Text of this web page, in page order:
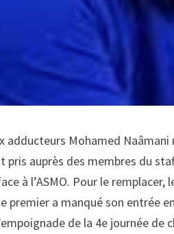
adducteurs Mohamed
pris auprès des membres du
à l’ASMO. Pour le
premier a manqué son entrée
de la 4e journée de